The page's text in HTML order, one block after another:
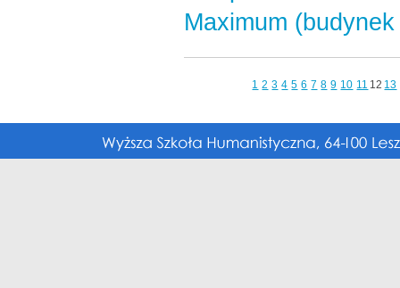
Maximum
1 2 3 4 5 6 7 8 9 10 11 12 13